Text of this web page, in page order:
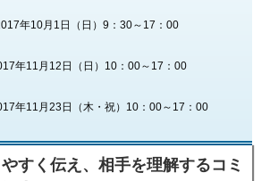
月1日（日）9：30～17：00
年11月12日（日）10：00～17：00
年11月23日（木・祝）10：00～17：00
すく伝え、相手を理解するコミ